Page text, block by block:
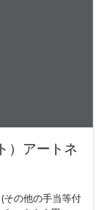
）アートネ
の他の手当等付